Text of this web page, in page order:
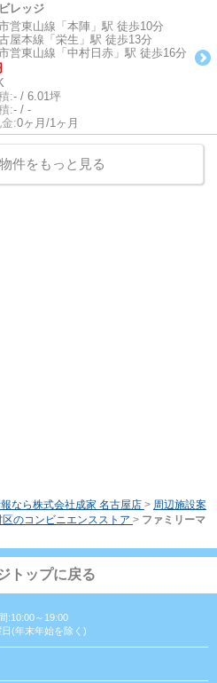
レッジ
営東山線「本陣」駅 徒歩10分
屋本線「栄生」駅 徒歩13分
営東山線「中村日赤」駅 徒歩16分
:- / 6.01坪
:- / -
:0ヶ月/1ヶ月
件をもっと見る
なら株式会社成家 名古屋店 > 周辺施設案
のコンビニエンスストア > ファミリーマ
トップに戻る
:10:00～19:00
(年末年始を除く)